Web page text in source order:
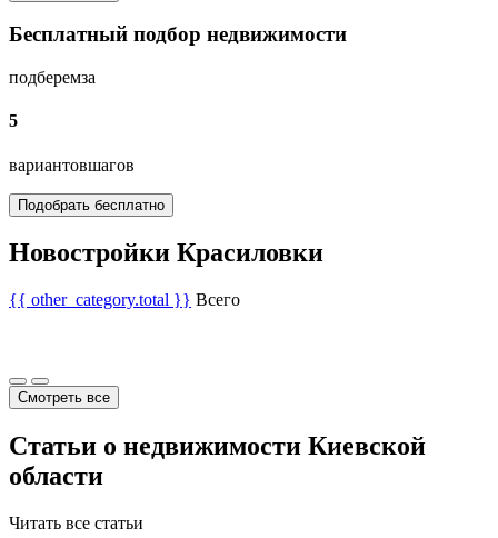
Бесплатный подбор недвижимости
подберемза
5
вариантовшагов
Подобрать бесплатно
Новостройки Красиловки
{{ other_category.total }} Всего
Смотреть все
Статьи о недвижимости Киевской
области
Читать все статьи